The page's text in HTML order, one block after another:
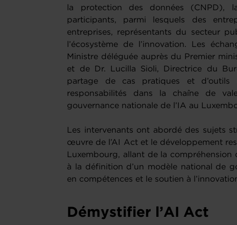
la protection des données
participants, parmi lesquels des
entreprises, représentants du secteur
l’écosystème de l’innovation. Les
Ministre déléguée auprès du Premier
et de Dr. Lucilla Sioli, Directrice du
partage de cas pratiques et d’outils
responsabilités dans la chaîne de
gouvernance nationale de l’IA au
Les intervenants ont abordé des sujets
œuvre de l’AI Act et le développement
Luxembourg, allant de la
à la définition d’un modèle national de
en compétences et le soutien à
Démystifier l’AI Act